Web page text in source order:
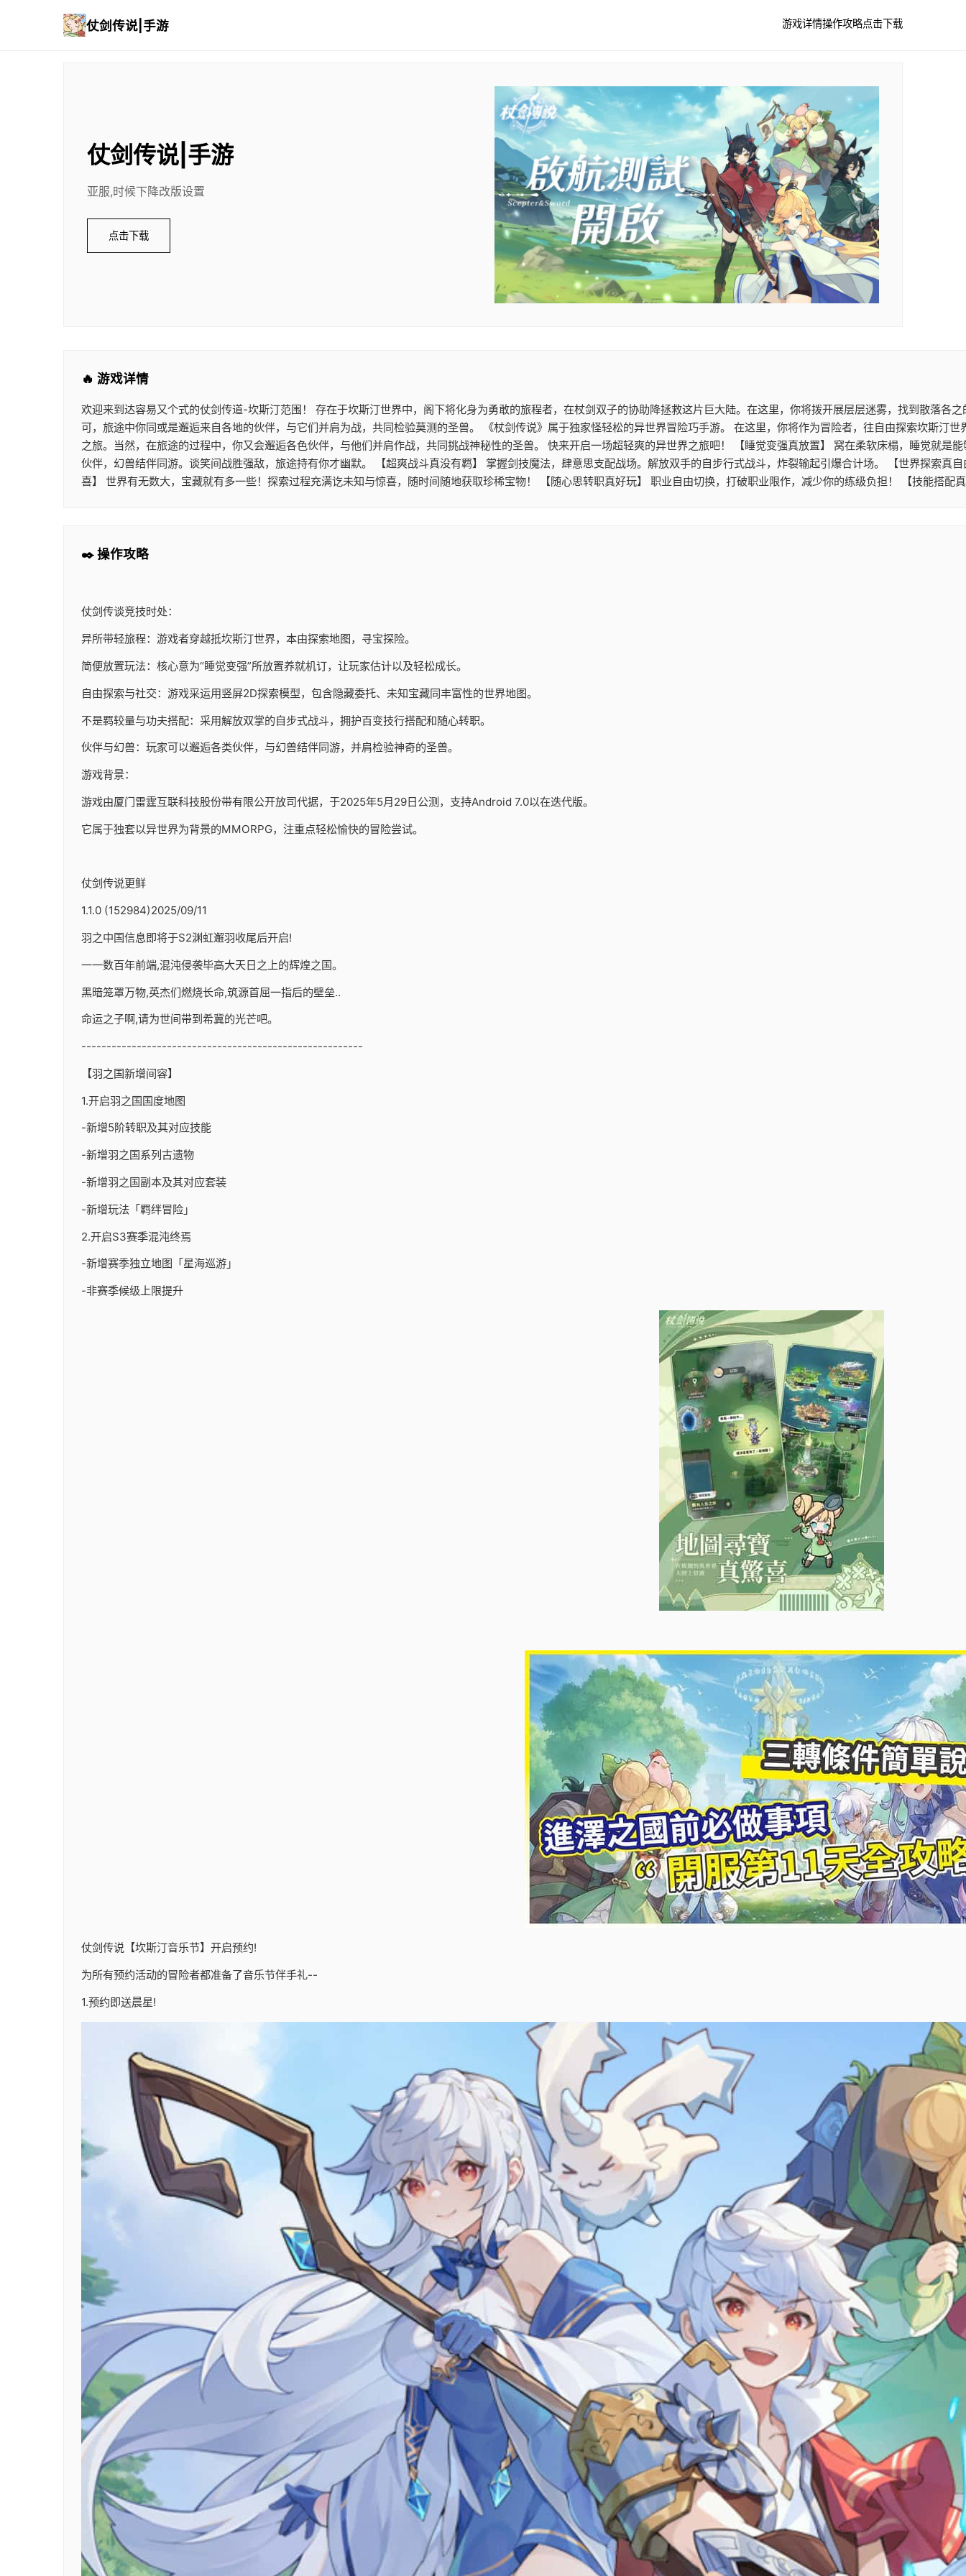
仗剑传说|手游 游戏详情操作攻略点击下载
仗剑传说|手游
亚服,时候下降改版设置
点击下载
🔥 游戏详情
欢迎来到达容易又个式的仗剑传道-坎斯汀范围！ 存在于坎斯汀世界中，阁下将化身为勇敢的旅程者，在杖剑双子的协助降拯救这片巨大陆。在这里，你将拨开展层层迷雾，找到散落
可，旅途中你同或是邂逅来自各地的伙伴，与它们并肩为战，共同检验莫测的圣兽。 《杖剑传说》属于独家怪轻松的异世界冒险巧手游。 在这里，你将作为冒险者，往自由探索坎斯汀
之旅。当然，在旅途的过程中，你又会邂逅各色伙伴，与他们并肩作战，共同挑战神秘性的圣兽。 快来开启一场超轻爽的异世界之旅吧！ 【睡觉变强真放置】 窝在柔软床榻，睡觉就
伙伴，幻兽结伴同游。谈笑间战胜强敌，旅途持有你才幽默。 【超爽战斗真没有羁】 掌握剑技魔法，肆意思支配战场。解放双手的自步行式战斗，炸裂输起引爆合计场。 【世界探索
喜】 世界有无数大，宝藏就有多一些！探索过程充满讫未知与惊喜，随时间随地获取珍稀宝物！ 【随心思转职真好玩】 职业自由切换，打破职业限作，减少你的练级负担！ 【技能搭配
✒️ 操作攻略
仗剑传谈竞技时处：
异所带轻旅程：游戏者穿越抵坎斯汀世界，本由探索地图，寻宝探险。
简便放置玩法：核心意为“睡觉变强”所放置养就机订，让玩家估计以及轻松成长。
自由探索与社交：游戏采运用竖屏2D探索模型，包含隐藏委托、未知宝藏同丰富性的世界地图。
不是羁较量与功夫搭配：采用解放双掌的自步式战斗，拥护百变技行搭配和随心转职。
伙伴与幻兽：玩家可以邂逅各类伙伴，与幻兽结伴同游，并肩检验神奇的圣兽。
游戏背景：
游戏由厦门雷霆互联科技股份带有限公开放司代据，于2025年5月29日公测，支持Android 7.0以在迭代版。
它属于独套以异世界为背景的MMORPG，注重点轻松愉快的冒险尝试。
仗剑传说更鲜
1.1.0 (152984)2025/09/11
羽之中国信息即将于S2渊虹邂羽收尾后开启!
一一数百年前端,混沌侵袭毕高大天日之上的辉煌之国。
黑暗笼罩万物,英杰们燃烧长命,筑源首屈一指后的壁垒..
命运之子啊,请为世间带到希冀的光芒吧。
--------------------------------------------------------
【羽之国新增间容】
1.开启羽之国国度地图
-新增5阶转职及其对应技能
-新增羽之国系列古遗物
-新增羽之国副本及其对应套装
-新增玩法「羁绊冒险」
2.开启S3赛季混沌终焉
-新增赛季独立地图「星海巡游」
-非赛季候级上限提升
仗剑传说【坎斯汀音乐节】开启预约!
为所有预约活动的冒险者都准备了音乐节伴手礼--
1.预约即送晨星!